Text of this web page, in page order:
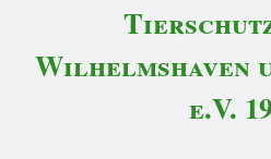
Wilhelmshaven
e.V.